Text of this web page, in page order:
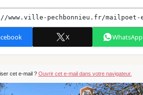
cet e-mail ? Ouvrir cet e-mail dans votre navigateur.